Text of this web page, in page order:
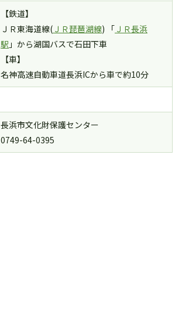
【鉄道】
ＪＲ東海道線( ＪＲ琵琶湖線) 「 ＪＲ長浜
駅 」から湖国バスで石田下車
【車】
名神高速自動車道長浜ICから車で約10分
長浜市文化財保護センター
0749-64-0395